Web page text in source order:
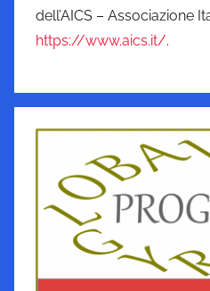
dell’AICS – Associazione
https://www.aics.it/.